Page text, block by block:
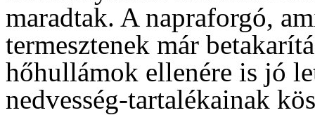
maradtak. A napraforgó,
termesztenek már
hőhullámok ellenére is jó
nedvesség-tartalékainak